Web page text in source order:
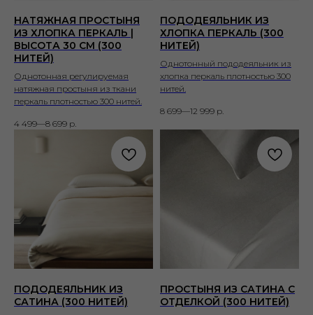
НАТЯЖНАЯ ПРОСТЫНЯ
ИЗ ХЛОПКА ПЕРКАЛЬ |
ВЫСОТА 30 СМ (300
НИТЕЙ)
Однотонная регулируемая
натяжная простыня из ткани
перкаль плотностью 300 нитей.
4 499—8 699 р.
ПОДОДЕЯЛЬНИК ИЗ
ХЛОПКА ПЕРКАЛЬ (300
НИТЕЙ)
Однотонный пододеяльник из
хлопка перкаль плотностью 300
нитей.
8 699—12 999 р.
ПОДОДЕЯЛЬНИК ИЗ
САТИНА (300 НИТЕЙ)
ПРОСТЫНЯ ИЗ САТИНА С
ОТДЕЛКОЙ (300 НИТЕЙ)